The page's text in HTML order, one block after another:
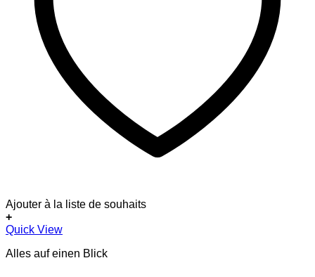
Ajouter à la liste de souhaits
+
Quick View
Alles auf einen Blick